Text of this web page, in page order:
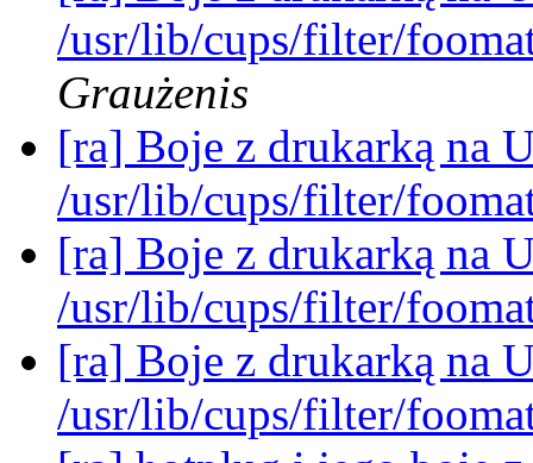
/usr/lib/cups/filter/
Graużenis
[ra] Boje z drukarką na
/usr/lib/cups/filter/
[ra] Boje z drukarką na
/usr/lib/cups/filter/
[ra] Boje z drukarką na
/usr/lib/cups/filter/